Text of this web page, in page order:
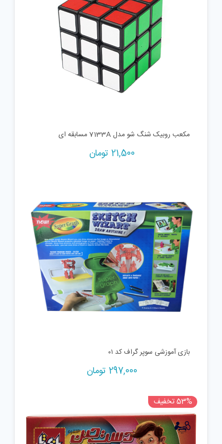
مکعب روبیک شنگ شو مدل 7133A مسابقه ای
21,500 تومان
بازی آموزشی سوپر گراف کد ۰۱
297,000 تومان
53% تخفیف